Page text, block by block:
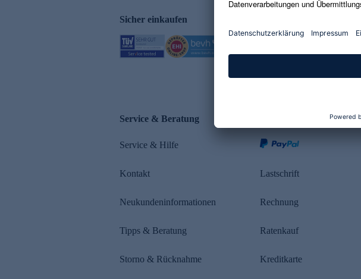
Sicher einkaufen
Service & Beratung
Service & Hilfe
Kontakt
Neukundeninformationen
Tipps & Beratung
Storno & Rücknahme
Lastschrift
Rechnung
Ratenkauf
Kreditkarte